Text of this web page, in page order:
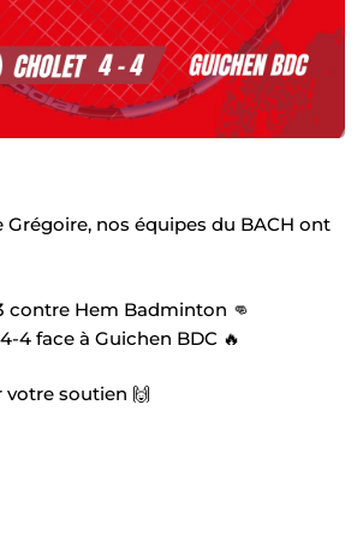
Grégoire, nos équipes du BACH ont
contre Hem Badminton 👊
4 face à Guichen BDC 🔥
soutien 🙌